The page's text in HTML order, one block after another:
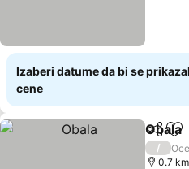
Izaberi datume da bi se
cene
Deli
Obala
/
0.7